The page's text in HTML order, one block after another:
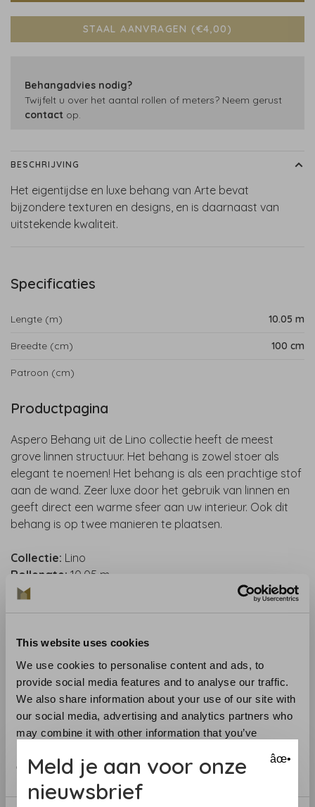
This website uses cookies
We use cookies to personalise content and ads, to
provide social media features and to analyse our traffic.
We also share information about your use of our site with
our social media, advertising and analytics partners who
may combine it with other information that you’ve
of their services.
STAAL AANVRAGEN (€4,00)
Behangadvies nodig?
Twijfelt u over het aantal rollen of meters? Neem gerust
contact op.
BESCHRIJVING
Het eigentijdse en luxe behang van Arte bevat
bijzondere texturen en designs, en is daarnaast van
uitstekende kwaliteit.
Specificaties
Lengte (m) 10.05 m
Breedte (cm) 100 cm
Patroon (cm)
Productpagina
Aspero Behang uit de Lino collectie heeft de meest
grove linnen structuur. Het behang is zowel stoer als
elegant te noemen! Het behang is als een prachtige stof
aan de wand. Zeer luxe door het gebruik van linnen en
geeft direct een warme sfeer aan uw interieur. Ook dit
behang is op twee manieren te plaatsen.
Collectie: Lino
Rollengte: 10.05 m
Rolbreedte
Aanbevolen lijm :Metyl Special
Toepassing:verlijmen van de muur. Lees aandachtig de
aanwijzingen op de verpakking. Bij twijfel helpen we je
graag
Verwijdering:
volledig droog verwijderbaar
Lichtechtheid:goed
Benieuwd naar het behang? Bezoek onze behangwinkel
of bestel een staal.
âœ•
Meld je aan voor onze
nieuwsbrief